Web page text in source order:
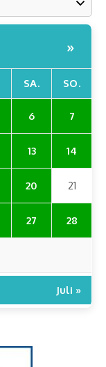
»
SA. SO.
6 7
13 14
20 21
27 28
Juli »